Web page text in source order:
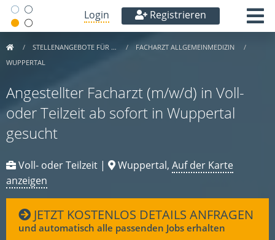
Login Registrieren
STELLENANGEBOTE FÜR …
FACHARZT ALLGEMEINMEDIZIN
WUPPERTAL
Angestellter Facharzt (m/w/d) in Voll-
oder Teilzeit ab sofort in Wuppertal
gesucht
Voll- oder Teilzeit | Wuppertal, Auf der Karte
anzeigen
JETZT KOSTENLOS DETAILS ANFRAGEN
und automatisch alle passenden Jobs erhalten